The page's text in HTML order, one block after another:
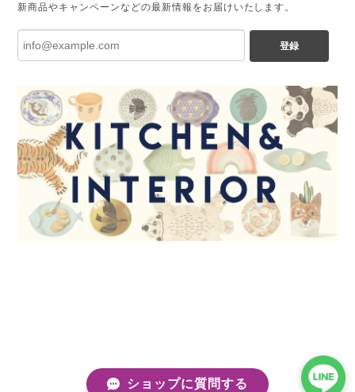
新商品やキャンペーンなどの最新情報をお届けいたします。
登録
ショップに質問する